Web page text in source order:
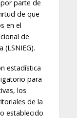
parte de
de que
en el
de
(LSNIEG).
estadística
para
los
de la
establecido